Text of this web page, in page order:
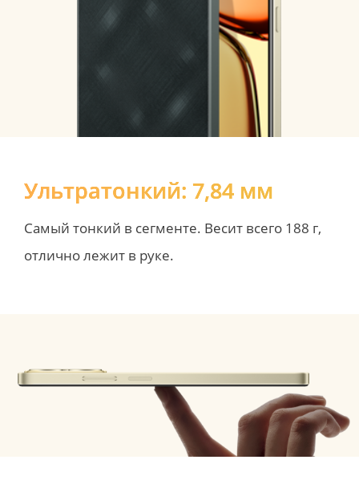
Ультратонкий: 7,84 мм
Самый тонкий в сегменте. Весит всего 188 г,
отлично лежит в руке.